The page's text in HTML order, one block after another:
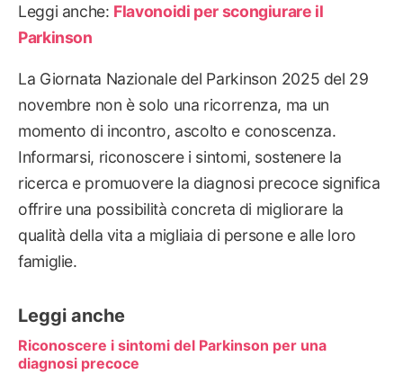
Leggi anche: Flavonoidi per scongiurare il
Parkinson
La Giornata Nazionale del Parkinson 2025 del 29
novembre non è solo una ricorrenza, ma un
momento di incontro, ascolto e conoscenza.
Informarsi, riconoscere i sintomi, sostenere la
ricerca e promuovere la diagnosi precoce significa
offrire una possibilità concreta di migliorare la
qualità della vita a migliaia di persone e alle loro
famiglie.
Leggi anche
Riconoscere i sintomi del Parkinson per una
diagnosi precoce